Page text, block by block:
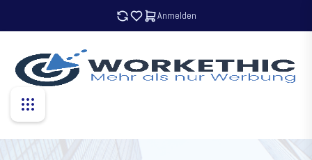
Anmelden